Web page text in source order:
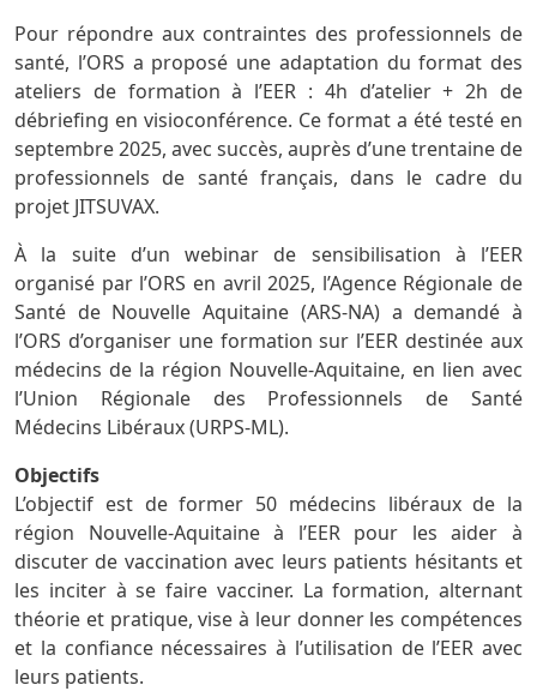
Pour répondre aux contraintes des professionnels de
santé, l’ORS a proposé une adaptation du format des
ateliers de formation à l’EER : 4h d’atelier + 2h de
débriefing en visioconférence. Ce format a été testé en
septembre 2025, avec succès, auprès d’une trentaine de
professionnels de santé français, dans le cadre du
projet JITSUVAX.
À la suite d’un webinar de sensibilisation à l’EER
organisé par l’ORS en avril 2025, l’Agence Régionale de
Santé de Nouvelle Aquitaine (ARS-NA) a demandé à
l’ORS d’organiser une formation sur l’EER destinée aux
médecins de la région Nouvelle-Aquitaine, en lien avec
l’Union Régionale des Professionnels de Santé
Médecins Libéraux (URPS-ML).
Objectifs
L’objectif est de former 50 médecins libéraux de la
région Nouvelle-Aquitaine à l’EER pour les aider à
discuter de vaccination avec leurs patients hésitants et
les inciter à se faire vacciner. La formation, alternant
théorie et pratique, vise à leur donner les compétences
et la confiance nécessaires à l’utilisation de l’EER avec
leurs patients.